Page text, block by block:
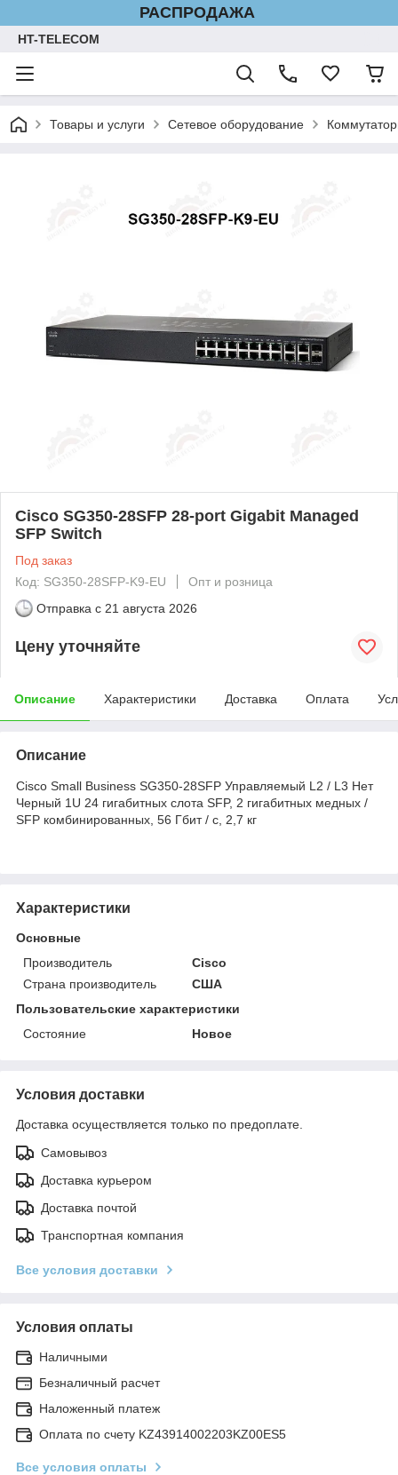
РАСПРОДАЖА
HT-TELECOM
Товары и услуги Сетевое оборудование
Cisco SG350-28SFP 28-port Gigabit Managed
SFP Switch
Под заказ
Код: SG350-28SFP-K9-EU
Опт и розница
Отправка с 21 августа 2026
Цену уточняйте
Описание Характеристики Доставка Оплата
Описание
Cisco Small Business SG350-28SFP Управляемый L2 / L3 Нет
Черный 1U 24 гигабитных слота SFP, 2 гигабитных медных /
SFP комбинированных, 56 Гбит / с, 2,7 кг
Характеристики
Основные
Производитель
Cisco
Страна производитель
США
Пользовательские характеристики
Состояние
Новое
Условия доставки
Доставка осуществляется только по предоплате.
Самовывоз
Доставка курьером
Доставка почтой
Транспортная компания
Все условия доставки
Условия оплаты
Наличными
Безналичный расчет
Наложенный платеж
Оплата по счету KZ43914002203KZ00ES5
Все условия оплаты